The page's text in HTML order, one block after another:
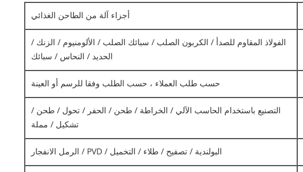
أجزاء آلة من الطاحن الغذائي
الفولاذ المقاوم للصدأ / الكربون الصلب / سبائك الصلب / الألومنيوم / الزنك /
الحديد / النحاس / سبائك
حسب طلب العملاء ، حسب الطلب وفقا للرسم أو العينة
التصنيع باستخدام الحاسب الآلي / الخراطة / طحن / الحفر / تحول / طحن /
تشكيل / مملة
البولندية / تصفيح / طلاء / التخميل / PVD / الرمل الانفجار